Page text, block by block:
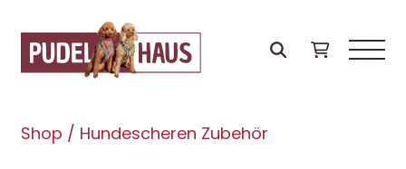
Shop / Hundescheren Zubehör